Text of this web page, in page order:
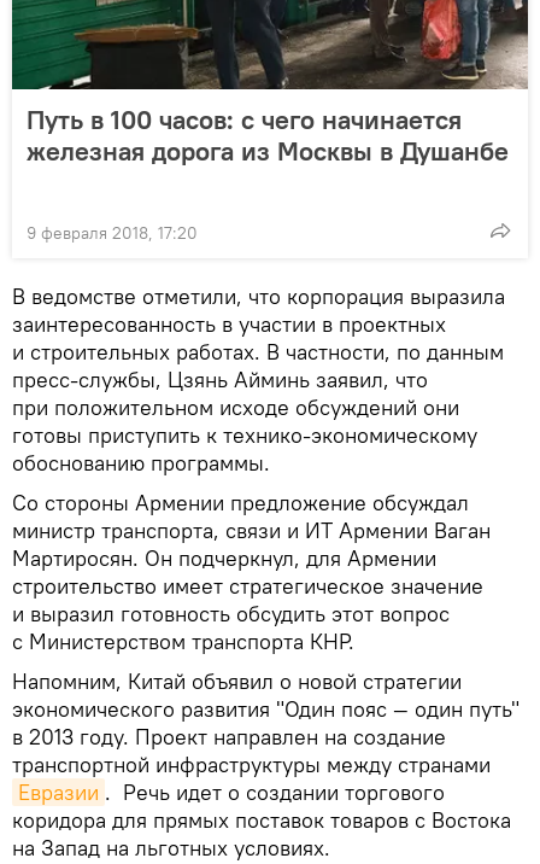
Путь в 100 часов: с чего начинается
железная дорога из Москвы в Душанбе
9 февраля 2018, 17:20
В ведомстве отметили, что корпорация выразила
заинтересованность в участии в проектных
и строительных работах. В частности, по данным
пресс-службы, Цзянь Айминь заявил, что
при положительном исходе обсуждений они
готовы приступить к технико-экономическому
обоснованию программы.
Со стороны Армении предложение обсуждал
министр транспорта, связи и ИТ Армении Ваган
Мартиросян. Он подчеркнул, для Армении
строительство имеет стратегическое значение
и выразил готовность обсудить этот вопрос
с Министерством транспорта КНР.
Напомним, Китай объявил о новой стратегии
экономического развития "Один пояс — один путь"
в 2013 году. Проект направлен на создание
транспортной инфраструктуры между странами
Евразии . Речь идет о создании торгового
коридора для прямых поставок товаров с Востока
на Запад на льготных условиях.